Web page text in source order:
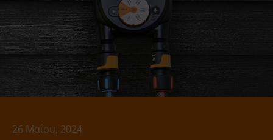
26 Μαΐου, 2024